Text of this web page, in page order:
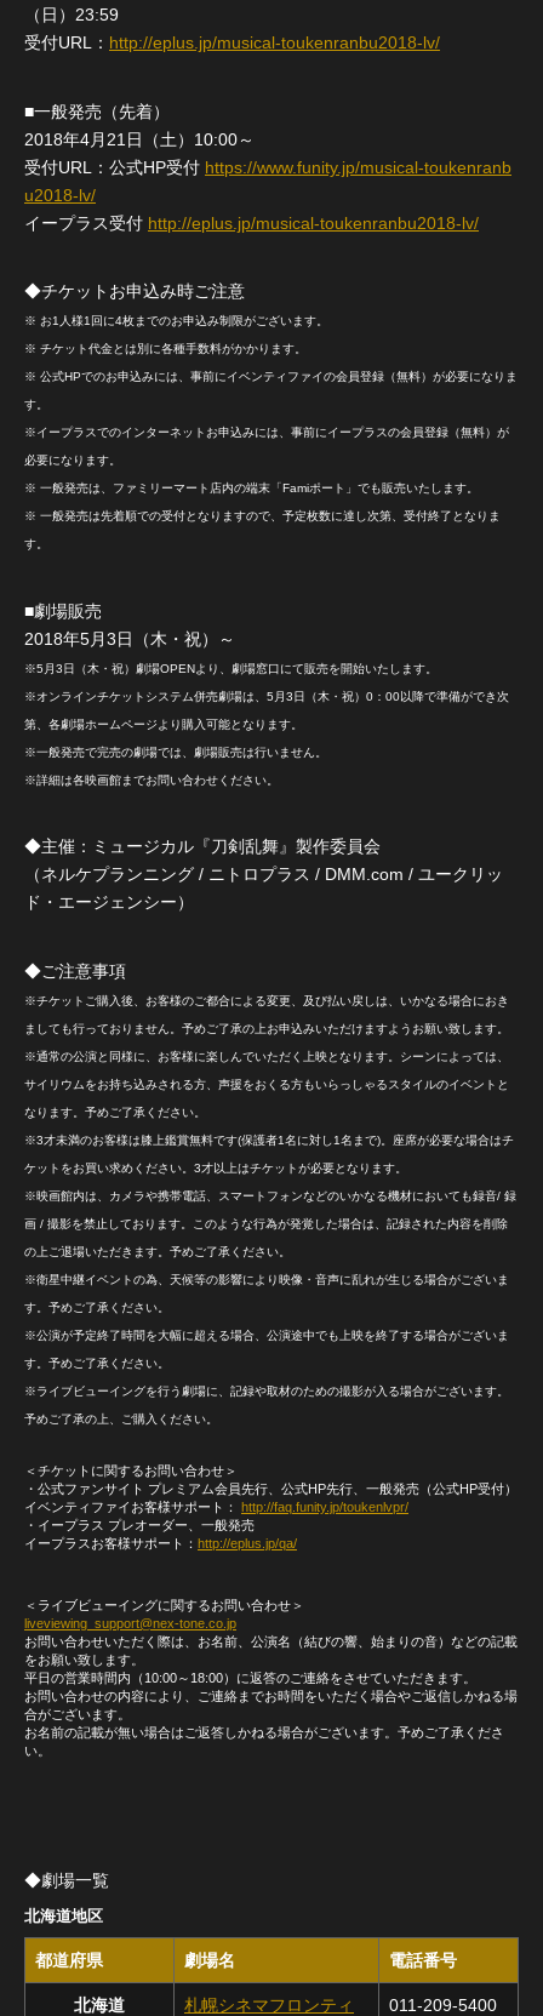
（日）23:59
受付URL： http://eplus.jp/musical-toukenranbu2018-lv/
■一般発売（先着）
2018年4月21日（土）10:00～
受付URL：公式HP受付 https://www.funity.jp/musical-toukenranb
u2018-lv/
イープラス受付 http://eplus.jp/musical-toukenranbu2018-lv/
◆チケットお申込み時ご注意
※ お1人様1回に4枚までのお申込み制限がございます。
※ チケット代金とは別に各種手数料がかかります。
※ 公式HPでのお申込みには、事前にイベンティファイの会員登録（無料）が必要になりま
す。
※イープラスでのインターネットお申込みには、事前にイープラスの会員登録（無料）が
必要になります。
※ 一般発売は、ファミリーマート店内の端末「Famiポート」でも販売いたします。
※ 一般発売は先着順での受付となりますので、予定枚数に達し次第、受付終了となりま
す。
■劇場販売
2018年5月3日（木・祝）～
※5月3日（木・祝）劇場OPENより、劇場窓口にて販売を開始いたします。
※オンラインチケットシステム併売劇場は、5月3日（木・祝）0：00以降で準備ができ次
第、各劇場ホームページより購入可能となります。
※一般発売で完売の劇場では、劇場販売は行いません。
※詳細は各映画館までお問い合わせください。
◆主催：ミュージカル『刀剣乱舞』製作委員会
（ネルケプランニング / ニトロプラス / DMM.com / ユークリッ
ド・エージェンシー）
◆ご注意事項
※チケットご購入後、お客様のご都合による変更、及び払い戻しは、いかなる場合におき
ましても行っておりません。予めご了承の上お申込みいただけますようお願い致します。
※通常の公演と同様に、お客様に楽しんでいただく上映となります。シーンによっては、
サイリウムをお持ち込みされる方、声援をおくる方もいらっしゃるスタイルのイベントと
なります。予めご了承ください。
※3才未満のお客様は膝上鑑賞無料です(保護者1名に対し1名まで)。座席が必要な場合はチ
ケットをお買い求めください。3才以上はチケットが必要となります。
※映画館内は、カメラや携帯電話、スマートフォンなどのいかなる機材においても録音/ 録
画 / 撮影を禁止しております。このような行為が発覚した場合は、記録された内容を削除
の上ご退場いただきます。予めご了承ください。
※衛星中継イベントの為、天候等の影響により映像・音声に乱れが生じる場合がございま
す。予めご了承ください。
※公演が予定終了時間を大幅に超える場合、公演途中でも上映を終了する場合がございま
す。予めご了承ください。
※ライブビューイングを行う劇場に、記録や取材のための撮影が入る場合がございます。
予めご了承の上、ご購入ください。
＜チケットに関するお問い合わせ＞
・公式ファンサイト プレミアム会員先行、公式HP先行、一般発売（公式HP受付）
イベンティファイお客様サポート： http://faq.funity.jp/toukenlvpr/
・イープラス プレオーダー、一般発売
イープラスお客様サポート： http://eplus.jp/qa/
＜ライブビューイングに関するお問い合わせ＞
liveviewing_support@nex-tone.co.jp
お問い合わせいただく際は、お名前、公演名（結びの響、始まりの音）などの記載
をお願い致します。
平日の営業時間内（10:00～18:00）に返答のご連絡をさせていただきます。
お問い合わせの内容により、ご連絡までお時間をいただく場合やご返信しかねる場
合がございます。
お名前の記載が無い場合はご返答しかねる場合がございます。予めご了承くださ
い。
◆劇場一覧
北海道地区
都道府県 劇場名 電話番号
北海道
札幌シネマフロンティ
011-209-5400